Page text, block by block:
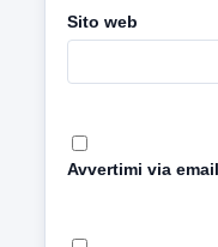
Sito web
Avvertimi via